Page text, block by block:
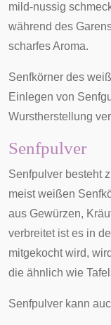
mild-nussig
während des
scharfes Aroma.
Senfkörner des
Einlegen von
Wurstherstellung
Senfpulver
Senfpulver besteht
meist weißen
aus Gewürzen,
verbreitet ist es in
mitgekocht wird,
die ähnlich wie
Senfpulver kann